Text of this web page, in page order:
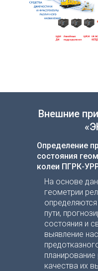
Определение
состояния
колеи ПГРК-
Внешние
На основе
геометрии
пути,
состояния и
выявление
качества их